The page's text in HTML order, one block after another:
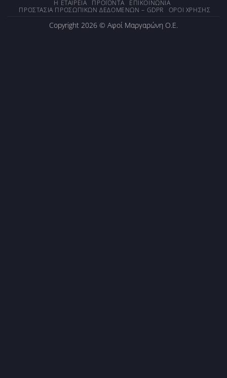
Η ΕΤΑΙΡΕΊΑ ΠΡΟΪΌΝΤΑ
ΕΠΙΚΟΙΝΩΝΊΑ
ΠΡΟΣΤΑΣΊΑ ΠΡΟΣΩΠΙΚΏΝ ΔΕΔΟΜΈΝΩΝ – GDPR
ΌΡΟΙ ΧΡΉΣΗΣ
Copyright 2026 © Αφοί Μαργαρώνη Ο.Ε.